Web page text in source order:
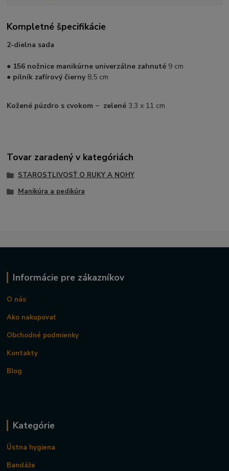
Kompletné špecifikácie
2-dielna sada
● 156 nožnice manikúrne univerzálne zahnuté 9 cm
● pilník zafírový čierny 8,5 cm
Kožené púzdro s cvokom − zelené 3,3 x 11 cm
Tovar zaradený v kategóriách
STAROSTLIVOSŤ O RUKY A NOHY
Manikúra a pedikúra
Informácie pre zákazníkov
O nás
Ako nakupovať
Obchodné podmienky
Kontakty
Blog
Kategórie
Ústna hygiena
Bandáže